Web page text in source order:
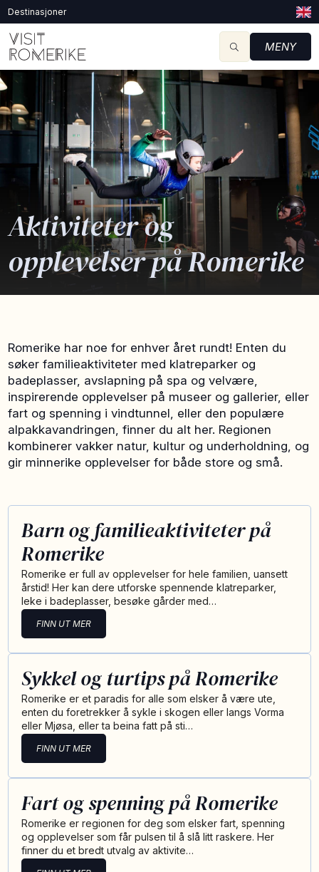
Destinasjoner
MENY
Aktiviteter og
opplevelser på Romerike
Romerike har noe for enhver året rundt! Enten du
søker familieaktiviteter med klatreparker og
badeplasser, avslapning på spa og velvære,
inspirerende opplevelser på museer og gallerier, eller
fart og spenning i vindtunnel, eller den populære
alpakkavandringen, finner du alt her. Regionen
kombinerer vakker natur, kultur og underholdning, og
gir minnerike opplevelser for både store og små.
Barn og familieaktiviteter på
Romerike
Romerike er full av opplevelser for hele familien, uansett
årstid! Her kan dere utforske spennende klatreparker,
leke i badeplasser, besøke gårder med…
FINN UT MER
Sykkel og turtips på Romerike
Romerike er et paradis for alle som elsker å være ute,
enten du foretrekker å sykle i skogen eller langs Vorma
eller Mjøsa, eller ta beina fatt på sti…
FINN UT MER
Fart og spenning på Romerike
Romerike er regionen for deg som elsker fart, spenning
og opplevelser som får pulsen til å slå litt raskere. Her
finner du et bredt utvalg av aktivite…